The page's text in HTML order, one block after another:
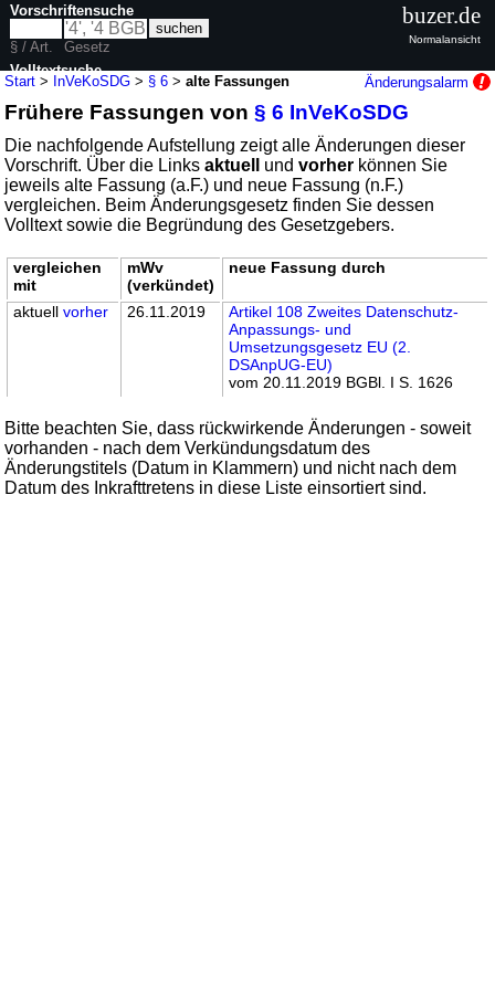
Start > InVeKoSDG > § 6 >alte Fassungen Änderungsalarm
Frühere Fassungen von§ 6 InVeKoSDG
Die nachfolgende Aufstellung zeigt alle Änderungen dieser
Vorschrift. Über die Linksaktuell undvorher können Sie
jeweils alte Fassung (a.F.) und neue Fassung (n.F.)
vergleichen. Beim Änderungsgesetz finden Sie dessen
Volltext sowie die Begründung des Gesetzgebers.
vergleichen
mit
mWv
(verkündet)
neue Fassung durch
aktuellvorher 26.11.2019
Artikel 108 Zweites Datenschutz-
Anpassungs- und
Umsetzungsgesetz EU (2.
DSAnpUG-EU)
vom 20.11.2019 BGBl. I S. 1626
Bitte beachten Sie, dass rückwirkende Änderungen - soweit
vorhanden - nach dem Verkündungsdatum des
Änderungstitels (Datum in Klammern) und nicht nach dem
Datum des Inkrafttretens in diese Liste einsortiert sind.
Vorschriftensuche
§ / Art.
Gesetz
Volltextsuche
nur in InVeKoSDG
buzer.de
Normalansicht